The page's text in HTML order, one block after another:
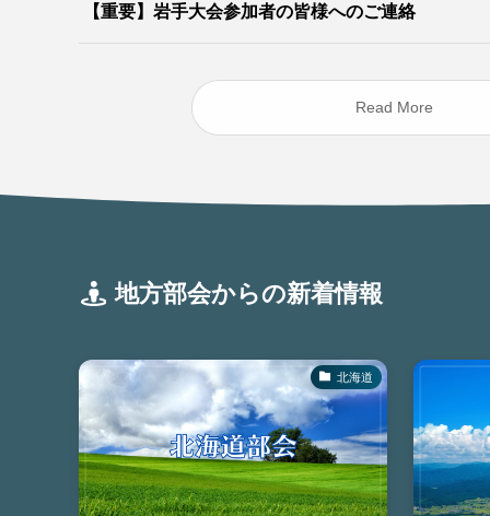
【重要】岩手大会参加者の皆様へのご連絡
Read More
地方部会からの新着情報
北海道